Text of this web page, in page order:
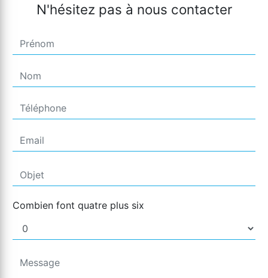
N'hésitez pas à nous contacter
Combien font quatre plus six